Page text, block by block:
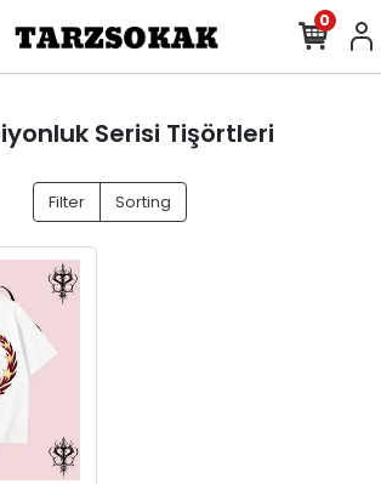
0
Serisi Tişörtleri
Filter Sorting